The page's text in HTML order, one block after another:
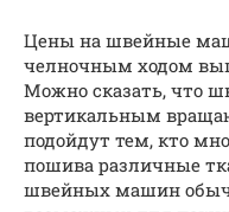
Цены на швейные
челночным ходом
Можно сказать, что
вертикальным
подойдут тем, кто
пошива различные
швейных машин